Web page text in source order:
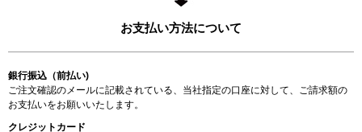
お支払い方法について
銀行振込（前払い)
ご注文確認のメールに記載されている、当社指定の口座に対して、ご請求額の
お支払いをお願いいたします。
クレジットカード